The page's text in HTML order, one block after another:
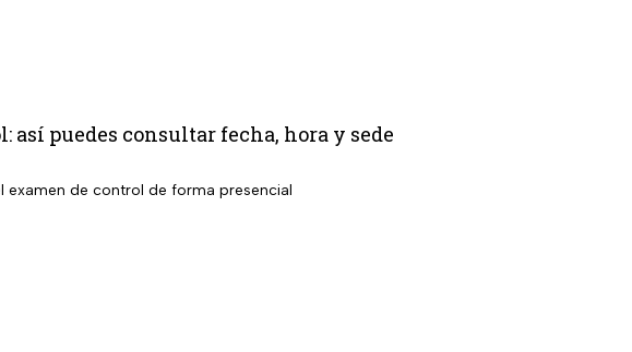
puedes consultar fecha, hora y sede
examen de control de forma presencial